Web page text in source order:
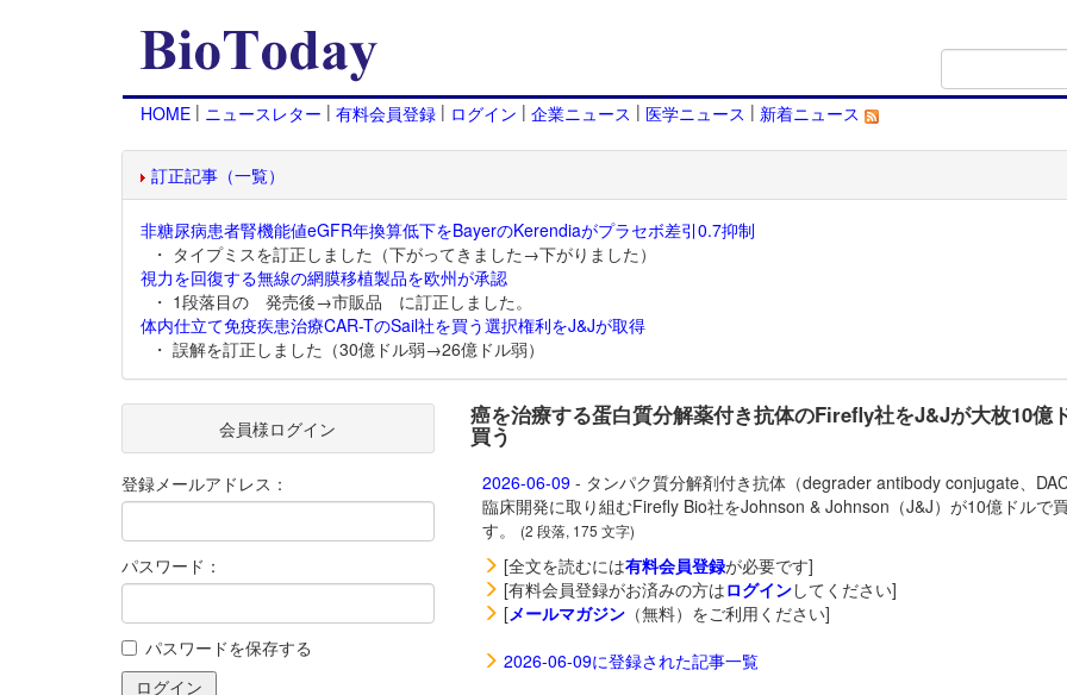
HOME | ニュースレター | 有料会員登録 | ログイン | 企業ニュース | 医学ニュース | 新着ニュース
訂正記事（一覧）
非糖尿病患者腎機能値eGFR年換算低下をBayerのKerendiaがプラセボ差引0.7抑制
・ タイプミスを訂正しました（下がってきました→下がりました）
視力を回復する無線の網膜移植製品を欧州が承認
・ 1段落目の 発売後→市販品 に訂正しました。
体内仕立て免疫疾患治療CAR-TのSail社を買う選択権利をJ&Jが取得
・ 誤解を訂正しました（30億ドル弱→26億ドル弱）
癌を治療する蛋白質分解薬付き抗体のFirefly社をJ&Jが大枚10億
買う
2026-06-09- タンパク質分解剤付き抗体（degrader antibody conjugate、
臨床開発に取り組むFirefly Bio社をJohnson & Johnson（J&J）が10億ドルで
す。
(2 段落, 175 文字)
[全文を読むには有料会員登録が必要です]
[有料会員登録がお済みの方はログインしてください]
[メールマガジン（無料）をご利用ください]
2026-06-09に登録された記事一覧
会員様ログイン
登録メールアドレス：
パスワード：
パスワードを保存する